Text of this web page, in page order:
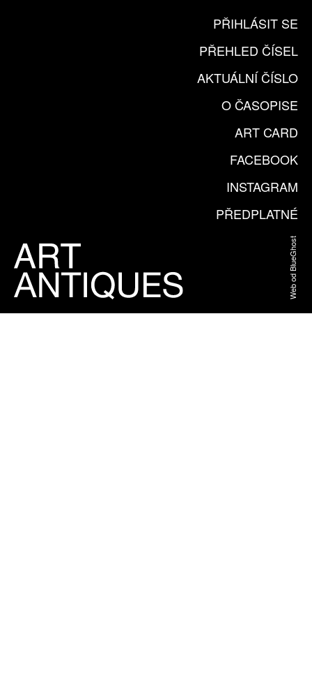
PŘIHLÁSIT SE
PŘEHLED ČÍSEL
AKTUÁLNÍ ČÍSLO
O ČASOPISE
ART CARD
FACEBOOK
INSTAGRAM
PŘEDPLATNÉ
Web od BlueGhost